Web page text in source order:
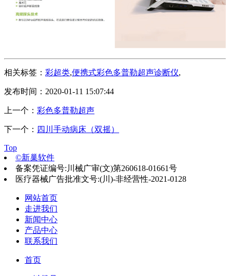
相关标签： 彩超类,便携式彩色多普勒超声诊断仪,
发布时间：2020-01-11 15:07:44
上一个： 彩色多普勒超声
下一个： 四川手动病床（双摇）
Top
©新巢软件
备案凭证编号:川械广审(文)第260618-01661号
医疗器械广告批准文号:(川)-非经营性-2021-0128
网站首页
走进我们
新闻中心
产品中心
联系我们
首页